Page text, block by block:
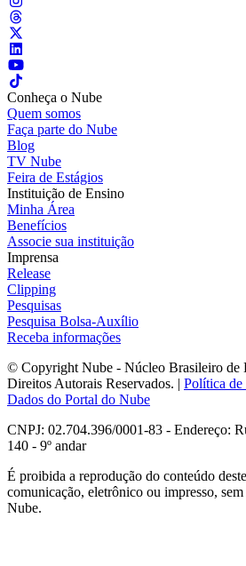
Conheça o Nube
Quem somos
Faça parte do Nube
Blog
TV Nube
Feira de Estágios
Instituição de Ensino
Minha Área
Benefícios
Associe sua instituição
Imprensa
Release
Clipping
Pesquisas
Pesquisa Bolsa-Auxílio
Receba informações
© Copyright Nube - Núcleo Brasileiro de
Direitos Autorais Reservados. | Política de
Dados do Portal do Nube
CNPJ: 02.704.396/0001-83 - Endereço:
140 - 9º andar
É proibida a reprodução do conteúdo
comunicação, eletrônico ou impresso,
Nube.